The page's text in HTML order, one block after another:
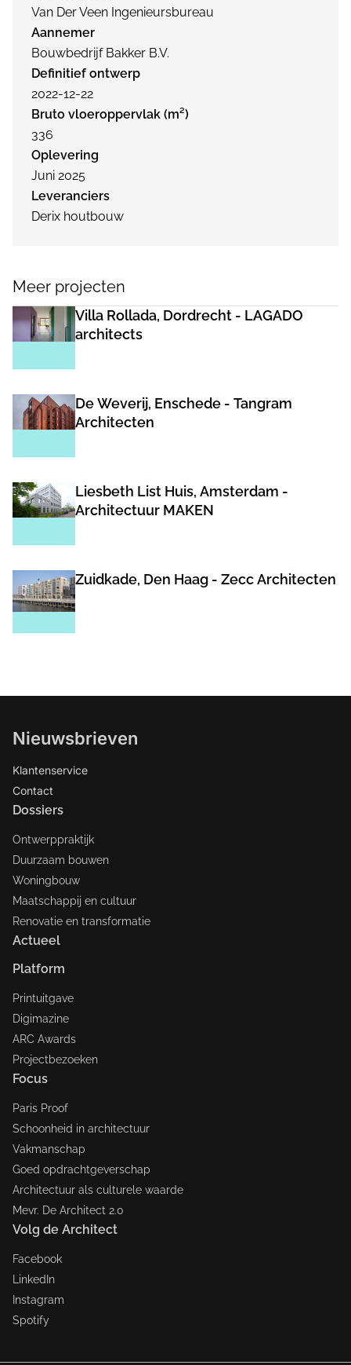
Van Der Veen Ingenieursbureau
Aannemer
Bouwbedrijf Bakker B.V.
Definitief ontwerp
2022-12-22
Bruto vloeroppervlak (m²)
336
Oplevering
Juni 2025
Leveranciers
Derix houtbouw
Meer projecten
Villa Rollada, Dordrecht - LAGADO
architects
De Weverij, Enschede - Tangram
Architecten
Liesbeth List Huis, Amsterdam -
Architectuur MAKEN
Zuidkade, Den Haag - Zecc Architecten
Nieuwsbrieven
Klantenservice
Contact
Dossiers
Ontwerppraktijk
Duurzaam bouwen
Woningbouw
Maatschappij en cultuur
Renovatie en transformatie
Actueel
Platform
Printuitgave
Digimazine
ARC Awards
Projectbezoeken
Focus
Paris Proof
Schoonheid in architectuur
Vakmanschap
Goed opdrachtgeverschap
Architectuur als culturele waarde
Mevr. De Architect 2.0
Volg de Architect
Facebook
LinkedIn
Instagram
Spotify